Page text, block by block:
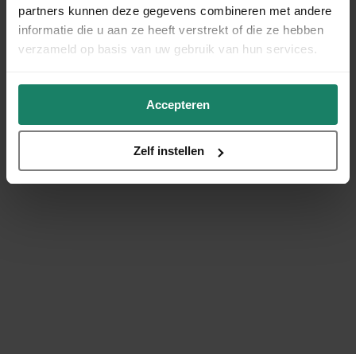
partners kunnen deze gegevens combineren met andere
informatie die u aan ze heeft verstrekt of die ze hebben
verzameld op basis van uw gebruik van hun services.
Accepteren
Zelf instellen